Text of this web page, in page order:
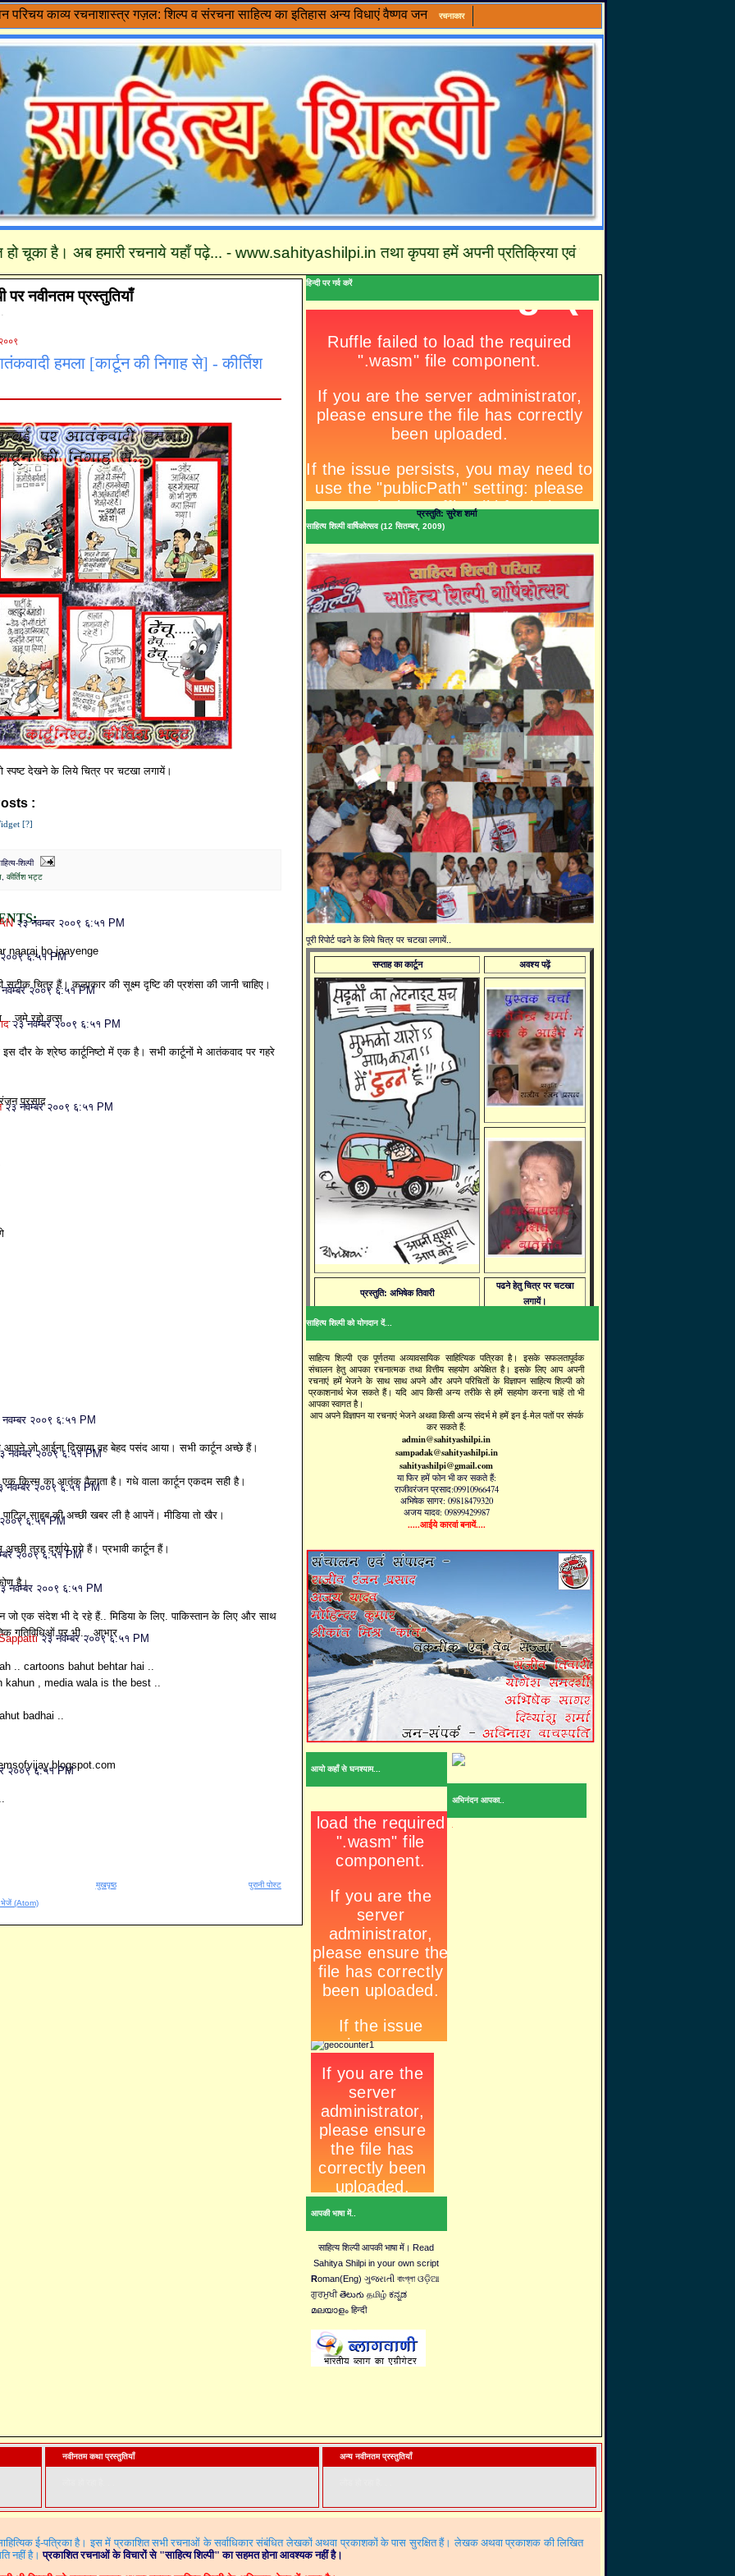
परिचय काव्य रचनाशास्त्र गज़ल: शिल्प व संरचना साहित्य का इतिहास अन्य विधाएं वैष्णव जन रचनाकार
है। अब हमारी रचनाये यहाँ पढ़े... - www.sahityashilpi.in तथा कृपया हमें अपनी प्रतिक्रिया एवं सुझावों से अवश्य अवगत करायें
पर नवीनतम प्रस्तुतियाँ
हमला [कार्टून की निगाह से] - कीर्तिश
स्पष्ट देखने के लिये चित्र पर चटखा लगायें।
:
[?]
शिल्पी
कीर्तिश भट्ट
२३ नवम्बर २००९ ६:५१ PM
naaraj ho jaayenge
२००९ ६:५१ PM
सटीक चित्र हैं। कलाकार की सूक्ष्म दृष्टि की प्रशंसा की जानी चाहिए।
२००९ ६:५१ PM
रहो वत्स
२३ नवम्बर २००९ ६:५१ PM
इस दौर के श्रेष्ठ कार्टूनिष्टो में एक है। सभी कार्टूनों मे आतंकवाद पर गहरे
प्रसाद
२३ नवम्बर २००९ ६:५१ PM
नवम्बर २००९ ६:५१ PM
आपने जो आईना दिखाया वह बेहद पसंद आया। सभी कार्टून अच्छे हैं।
नवम्बर २००९ ६:५१ PM
एक किस्म का आतंक वैलाता है। गधे वाला कार्टून एकदम सही है।
नवम्बर २००९ ६:५१ PM
साहब की अच्छी खबर ली है आपनें। मीडिया तो खैर।
६:५१ PM
तरह दर्शाये गये हैं। प्रभावी कार्टून हैं।
२००९ ६:५१ PM
है।
नवम्बर २००९ ६:५१ PM
जो एक संदेश भी दे रहे हैं.. मिडिया के लिए. पाकिस्तान के लिए और साथ
गतिविधिओं पर भी... आभार
२३ नवम्बर २००९ ६:५१ PM
.. cartoons bahut behtar hai ..
kahun , media wala is the best ..
badhai ..
२००९ ६:५१ PM
पुरानी पोस्ट
मुखपृष्ठ
भेजें (Atom)
हिन्दी पर गर्व करें
प्रस्तुति: सुरेश शर्मा
साहित्य शिल्पी वार्षिकोत्सव (12 सितम्बर, 2009)
पूरी रिपोर्ट पढने के लिये चित्र पर चटखा लगायें..
सप्ताह का कार्टून अवश्य पढ़ें
प्रस्तुति: अभिषेक तिवारी
पढने हेतु चित्र पर चटखा
लगायें।
साहित्य शिल्पी को योगदान दें...
साहित्य शिल्पी एक पूर्णतया अव्यावसायिक साहित्यिक पत्रिका है। इसके सफलतापूर्वक
संचालन हेतु आपका रचनात्मक तथा वित्तीय सहयोग अपेक्षित है। इसके लिए आप अपनी
रचनाएं हमें भेजने के साथ साथ अपने और अपने परिचितों के विज्ञापन साहित्य शिल्पी को
प्रकाशनार्थ भेज सकते हैं। यदि आप किसी अन्य तरीके से हमें सहयोग करना चाहें तो भी
आपका स्वागत है।
आप अपने विज्ञापन या रचनाएं भेजने अथवा किसी अन्य संदर्भ मे हमें इन ई-मेल पतों पर संपर्क
कर सकते हैं:
admin@sahityashilpi.in
sampadak@sahityashilpi.in
sahityashilpi@gmail.com
या फिर हमें फोन भी कर सकते हैं:
राजीवरंजन प्रसाद:09910966474
अभिषेक सागर: 09818479320
अजय यादव: 09899429987
.....आईये कारवां बनायें....
आयो कहाँ से घनश्याम...
आपकी भाषा में..
साहित्य शिल्पी आपकी भाषा में। Read
Sahitya Shilpi in your own script
Roman(Eng) ગુજરાતી বাংগ্লা ଓଡ଼ିଆ
ਗੁਰਮੁਖੀ తెలుగు தமிழ் ಕನ್ನಡ
മലയാളം हिन्दी
अभिनंदन आपका..
नवीनतम कथा प्रस्तुतियाँ अन्य नवीनतम प्रस्तुतियाँ
ई-पत्रिका है। इस में प्रकाशित सभी रचनाओं के सर्वाधिकार संबंधित लेखकों अथवा प्रकाशकों के पास सुरक्षित हैं। लेखक अथवा प्रकाशक की लिखित
नहीं है। प्रकाशित रचनाओं के विचारों से "साहित्य शिल्पी" का सहमत होना आवश्यक नहीं है।